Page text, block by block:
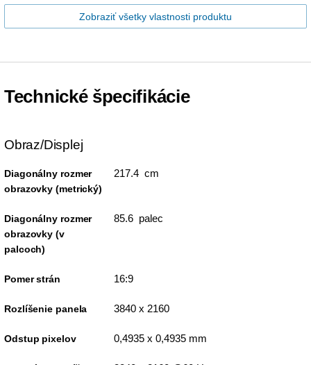
Zobraziť všetky vlastnosti produktu
Technické špecifikácie
Obraz/Displej
Diagonálny rozmer
obrazovky (metrický)
217.4 cm
Diagonálny rozmer
obrazovky (v
palcoch)
85.6 palec
Pomer strán 16:9
Rozlíšenie panela 3840 x 2160
Odstup pixelov 0,4935 x 0,4935 mm